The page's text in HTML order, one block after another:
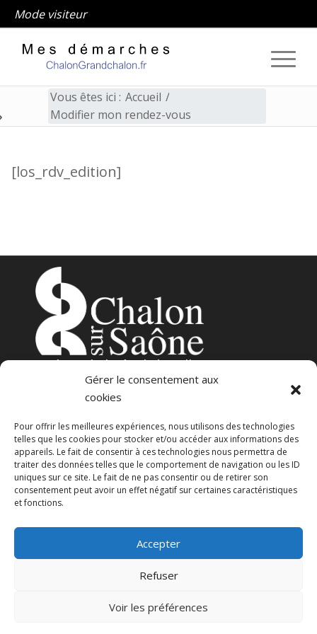
Mode visiteur
Vous êtes ici : Accueil /
Modifier mon rendez-vous
Modifier mon rendez-vous
[los_rdv_edition]
3place de l’Hôtel-de-Ville
71100 – Chalon-sur-Saône
23 avenue Georges Pompidou
Politique de confidentialité
Gérer le consentement aux
cookies
Pour offrir les meilleures expériences, nous utilisons des technologies
telles que les cookies pour stocker et/ou accéder aux informations des
appareils. Le fait de consentir à ces technologies nous permettra de
traiter des données telles que le comportement de navigation ou les ID
uniques sur ce site. Le fait de ne pas consentir ou de retirer son
consentement peut avoir un effet négatif sur certaines caractéristiques
et fonctions.
Accepter
Refuser
Voir les préférences